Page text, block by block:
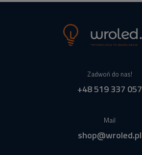
Zadwoń do nas!
+48 519 337 057
Mail
shop@wroled.pl